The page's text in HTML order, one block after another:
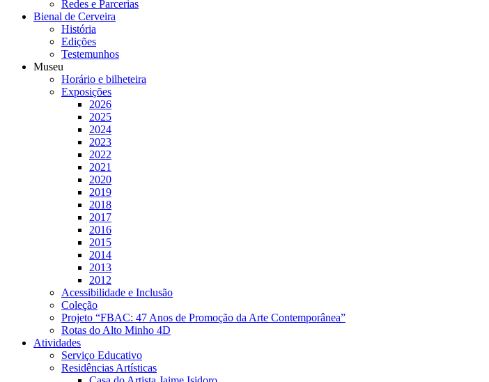
Redes e Parcerias
Bienal de Cerveira
História
Edições
Testemunhos
Museu
Horário e bilheteira
Exposições
2026
2025
2024
2023
2022
2021
2020
2019
2018
2017
2016
2015
2014
2013
2012
Acessibilidade e Inclusão
Coleção
Projeto “FBAC: 47 Anos de Promoção da Arte Contemporânea”
Rotas do Alto Minho 4D
Atividades
Serviço Educativo
Residências Artísticas